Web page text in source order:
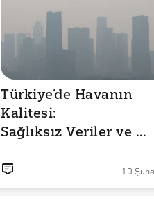
Türkiye’de Havanın
Kalitesi:
Sağlıksız Veriler ve
10